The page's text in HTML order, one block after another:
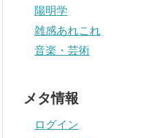
陽明学
雑感あれこれ
音楽・芸術
メタ情報
ログイン